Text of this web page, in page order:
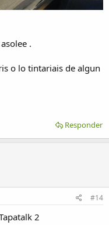
.
o lo tintariais de algun
Responder
#14
2